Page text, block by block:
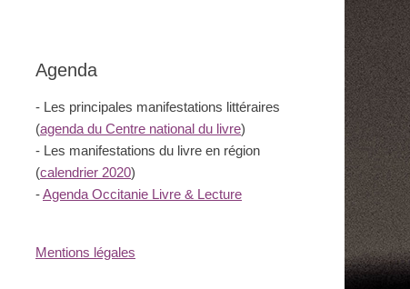
Agenda
- Les principales manifestations littéraires
(agenda du Centre national du livre)
- Les manifestations du livre en région
(calendrier 2020)
-Agenda Occitanie Livre & Lecture
Mentions légales